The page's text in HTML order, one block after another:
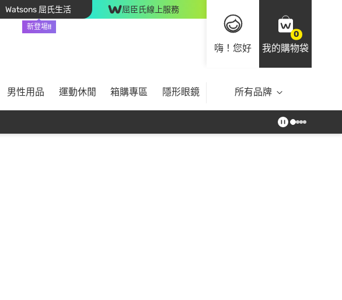
Watsons 屈氏生活
新登場!!
屈臣氏線上服務
嗨！您好
0
我的購物袋
男性用品 運動休閒 箱購專區 隱形眼鏡 所有品牌